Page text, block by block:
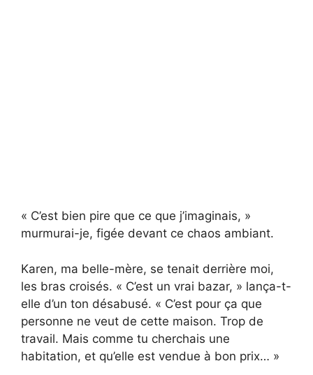
« C’est bien pire que ce que j’imaginais, »
murmurai-je, figée devant ce chaos ambiant.
Karen, ma belle-mère, se tenait derrière moi,
les bras croisés. « C’est un vrai bazar, » lança-t-
elle d’un ton désabusé. « C’est pour ça que
personne ne veut de cette maison. Trop de
travail. Mais comme tu cherchais une
habitation, et qu’elle est vendue à bon prix… »